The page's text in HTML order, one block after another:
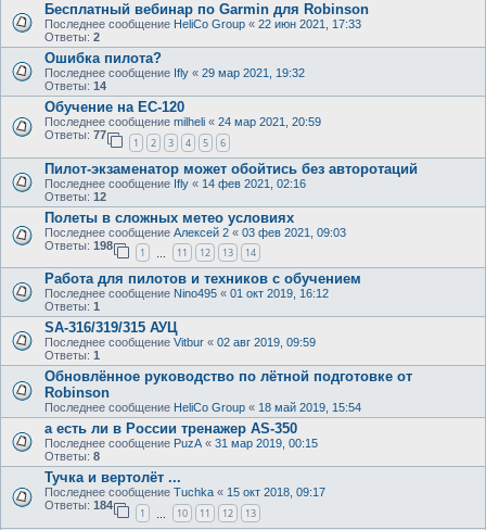
Бесплатный вебинар по Garmin для Robinson
Последнее сообщение HeliCo Group « 22 июн 2021, 17:33
Ответы: 2
Ошибка пилота?
Последнее сообщение Ifly « 29 мар 2021, 19:32
Ответы: 14
Обучение на ЕС-120
Последнее сообщение milheli « 24 мар 2021, 20:59
Ответы: 77
1 2 3 4 5 6
Пилот-экзаменатор может обойтись без авторотаций
Последнее сообщение Ifly « 14 фев 2021, 02:16
Ответы: 12
Полеты в сложных метео условиях
Последнее сообщение Алексей 2 « 03 фев 2021, 09:03
Ответы: 198
1 11 12 13 14
Работа для пилотов и техников с обучением
Последнее сообщение Nino495 « 01 окт 2019, 16:12
Ответы: 1
SA-316/319/315 АУЦ
Последнее сообщение Vitbur « 02 авг 2019, 09:59
Ответы: 1
Обновлённое руководство по лётной подготовке от
Robinson
Последнее сообщение HeliCo Group « 18 май 2019, 15:54
а есть ли в России тренажер AS-350
Последнее сообщение PuzA« 31 мар 2019, 00:15
Ответы: 8
Тучка и вертолёт ...
Последнее сообщение Tuchka « 15 окт 2018, 09:17
Ответы: 184
1 10 11 12 13